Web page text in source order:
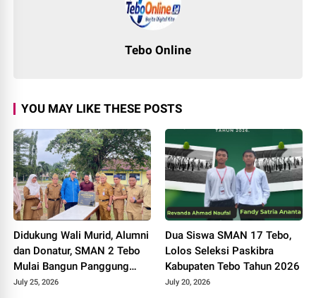
Tebo Online
YOU MAY LIKE THESE POSTS
Didukung Wali Murid, Alumni
dan Donatur, SMAN 2 Tebo
Mulai Bangun Panggung
Pentas Seni
July 25, 2026
Dua Siswa SMAN 17 Tebo,
Lolos Seleksi Paskibra
Kabupaten Tebo Tahun 2026
July 20, 2026